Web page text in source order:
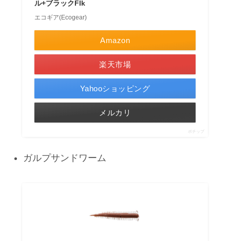
ル+ブラックFlk
エコギア(Ecogear)
Amazon
楽天市場
Yahooショッピング
メルカリ
ポチップ
ガルプサンドワーム